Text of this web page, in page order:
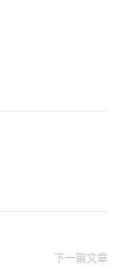
下一篇文章